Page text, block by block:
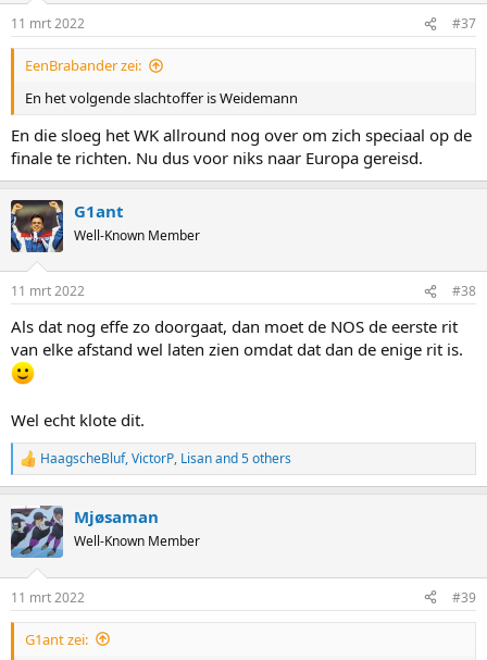
11 mrt 2022 #37
EenBrabander zei:
En het volgende slachtoffer is Weidemann
En die sloeg het WK allround nog over om zich speciaal op de
finale te richten. Nu dus voor niks naar Europa gereisd.
G1ant
Well-Known Member
11 mrt 2022 #38
Als dat nog effe zo doorgaat, dan moet de NOS de eerste rit
van elke afstand wel laten zien omdat dat dan de enige rit is.
Wel echt klote dit.
R
e
c
t
i
s
:
HaagscheBluf,VictorP, Lisanand 5 others
Mjøsaman
Well-Known Member
11 mrt 2022 #39
G1ant zei: